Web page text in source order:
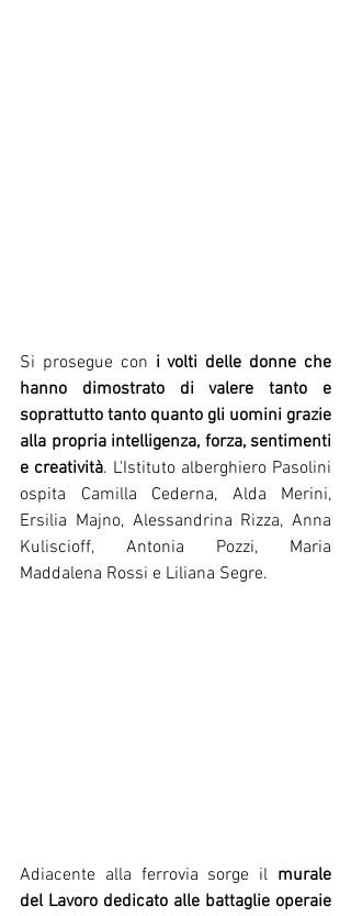
Si prosegue con i volti delle donne che
hanno dimostrato di valere tanto e
soprattutto tanto quanto gli uomini grazie
alla propria intelligenza, forza, sentimenti
e creatività. L'Istituto alberghiero Pasolini
ospita Camilla Cederna, Alda Merini,
Ersilia Majno, Alessandrina Rizza, Anna
Kuliscioff, Antonia Pozzi, Maria
Maddalena Rossi e Liliana Segre.
Adiacente alla ferrovia sorge il murale
del Lavoro dedicato alle battaglie operaie